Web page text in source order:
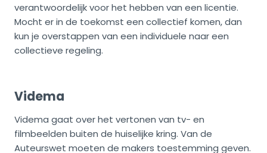
verantwoordelijk voor het hebben van een licentie.
Mocht er in de toekomst een collectief komen, dan
kun je overstappen van een individuele naar een
collectieve regeling.
Videma
Videma gaat over het vertonen van tv- en
filmbeelden buiten de huiselijke kring. Van de
Auteurswet moeten de makers toestemming geven.